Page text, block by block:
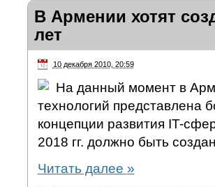
В Армении хотят
лет
10 декабря 2010, 20:59
На данный момент в
технологий представлена
концепции развития IT-
2018 гг. должно быть
Читать далее »